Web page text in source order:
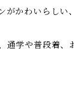
がかわいらしい
通学や普段着、